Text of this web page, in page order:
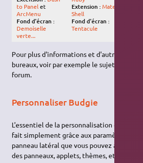
to Panelet
ArcMenu
Fond d'écran :
Demoiselle
verte...
Extension : Material
Shell
Fond d'écran :
Tentacule
Pour plus d'informations et d'autres idées
bureaux, voir par exemple le sujet
forum.
Personnaliser Budgie
L'essentiel de la personnalisation de
fait simplement grâce aux paramètres
panneau latéral que vous pouvez aisément
des panneaux, applets, thèmes, etc.